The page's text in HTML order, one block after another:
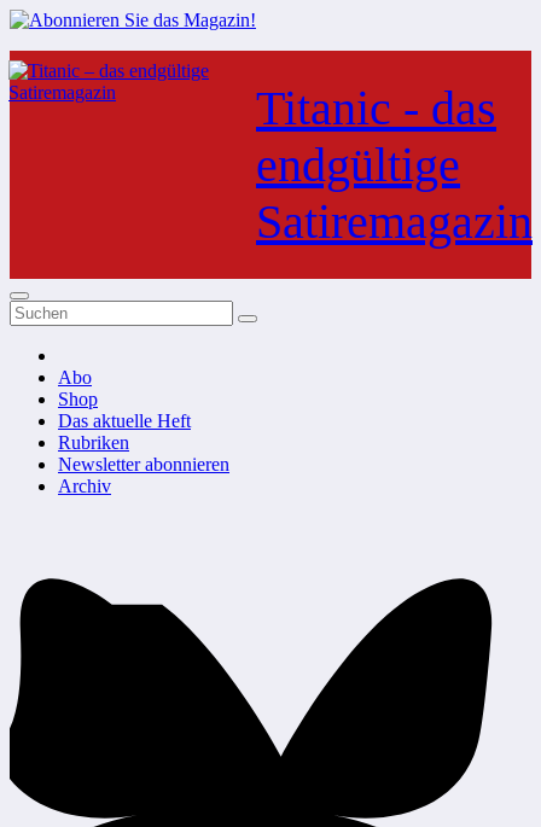
Zum
Inhalt
springen
Titanic - das
endgültige
Satiremagazin
Abo
Shop
Das aktuelle Heft
Rubriken
Newsletter abonnieren
Archiv